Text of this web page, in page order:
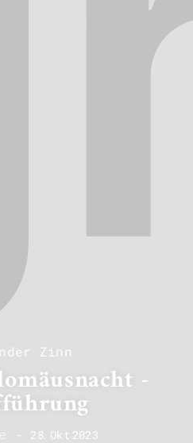
Zinn
-
- 28. Okt 2023